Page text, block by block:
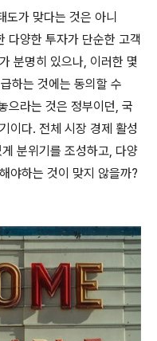
도가 맞다는 것은 아니
다양한 투자가 단순한 고객
분명히 있으나, 이러한 몇
하는 것에는 동의할 수
으라는 것은 정부이던, 국
이다. 전체 시장 경제 활성
분위기를 조성하고, 다양
야하는 것이 맞지 않을까?